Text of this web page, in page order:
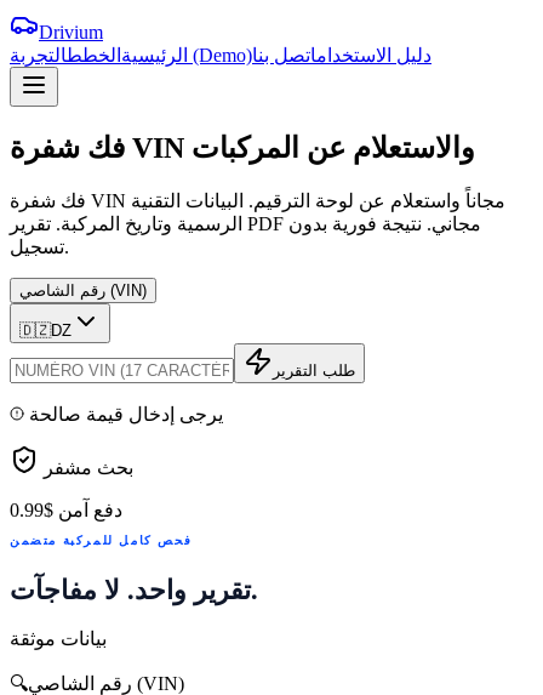
Drivium
الرئيسية الخطط التجربة (Demo) دليل الاستخداماتصل بنا
فك VIN والاستعلام عن المركبات
فك شفرة VIN مجاناً واستعلام عن لوحة الترقيم. البيانات التقنية
الرسمية وتاريخ المركبة. تقرير PDF مجاني. نتيجة فورية بدون
تسجيل.
رقم الشاصي (VIN)
🇩🇿DZ
طلب التقرير
يرجى إدخال قيمة صالحة
بحث مشفر
دفع آمن $0.99
فحص كامل للمركبة متضمن
تقرير واحد. لا مفاجآت.
بيانات موثقة
🔍
رقم الشاصي (VIN)